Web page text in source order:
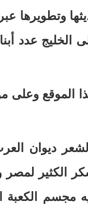
وتطويرها
الخليج عدد
ديوان
الكثير لمصر
مجسم الكعبة